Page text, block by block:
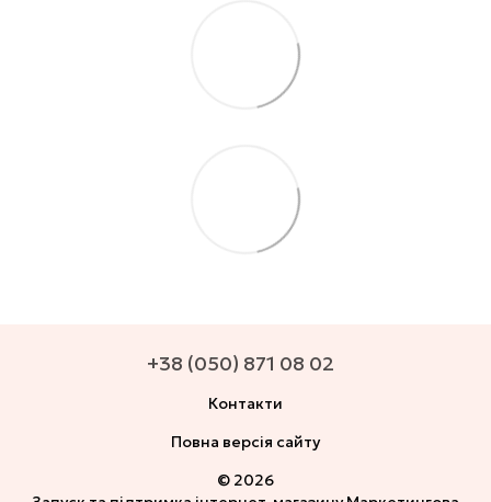
+38 (050) 871 08 02
Контакти
Повна версія сайту
© 2026